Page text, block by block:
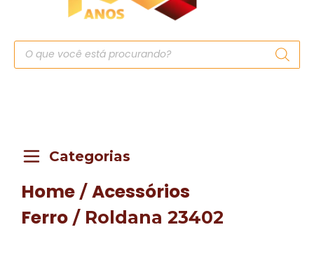
Categorias
Home / Acessórios
Ferro / Roldana 23402